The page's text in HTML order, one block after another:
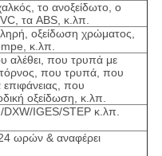
το ανοξείδωτο, ο
τα ABS, κ.λπ.
οξείδωση χρώματος,
κ.λπ.
αλέθει, που τρυπά με
που τρυπά, που
επιφάνειας, που
οξείδωση, κ.λπ.
IGES/STEP κ.λπ.
ωρών & αναφέρει